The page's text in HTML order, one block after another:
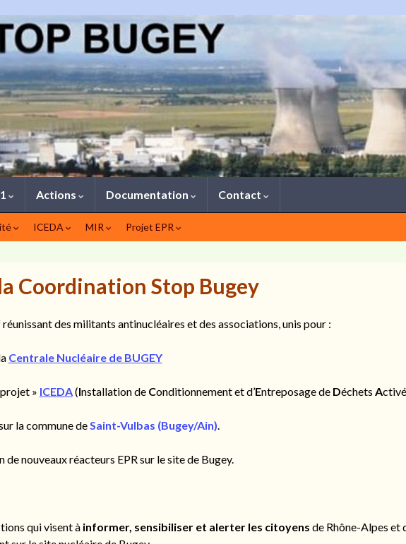
Actions Documentation Contact
ICEDA MIR Projet EPR
Coordination Stop Bugey
des militants antinucléaires et des associations, unis pour :
Centrale Nucléaire de BUGEY
» ICEDA(Installation de Conditionnement et d’Entreposage de Déchets A
la commune deSaint-Vulbas (Bugey/Ain).
de nouveaux réacteurs EPR sur le site de Bugey.
qui visent à informer, sensibiliser et alerter les citoyens de Rhône-Alpes et